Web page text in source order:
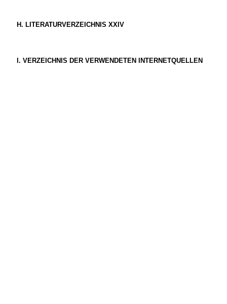
H. LITERATURVERZEICHNIS XXIV
I. VERZEICHNIS DER VERWENDETEN INTERNETQUELLEN